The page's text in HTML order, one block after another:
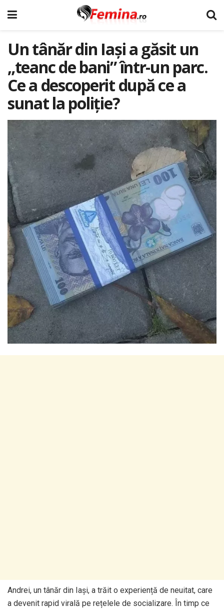
Un tânăr din Iași a găsit un
„teanc de bani” într-un parc.
Ce a descoperit după ce a
sunat la poliție?
Andrei, un tânăr din Iași, a trăit o experiență de neuitat, care
a devenit rapid virală pe rețelele de socializare. În timp ce